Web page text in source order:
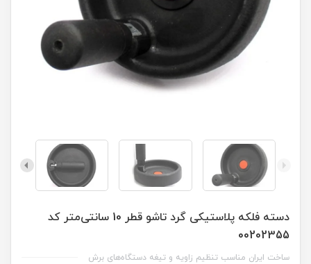
دسته فلکه پلاستیکی گرد تاشو قطر 10 سانتی‌متر کد
00202355
ساخت ایران مناسب تنظیم زاویه و تیغه دستگاه‌های برش